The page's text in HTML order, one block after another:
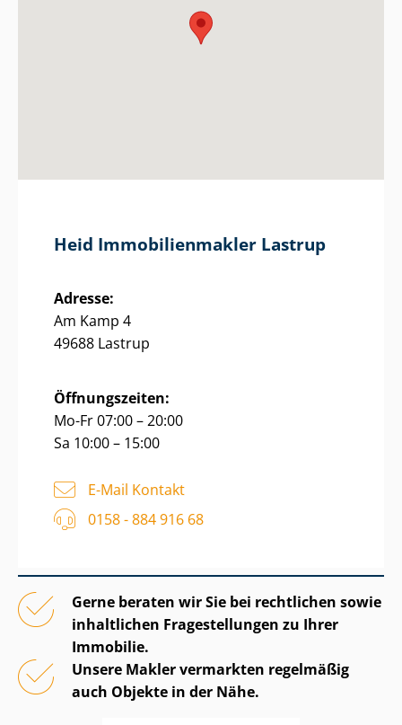
Heid Im­mo­bi­li­en­mak­ler Lastrup
Adresse:
Am Kamp 4
49688 Lastrup
Öffnungszeiten:
Mo-Fr 07:00 – 20:00
Sa 10:00 – 15:00
E-Mail Kontakt
0158 - 884 916 68
Gerne beraten wir Sie bei rechtlichen sowie
inhaltlichen Fragestellungen zu Ihrer
Immobilie.
Unsere Makler vermarkten regelmäßig
auch Objekte in der Nähe.